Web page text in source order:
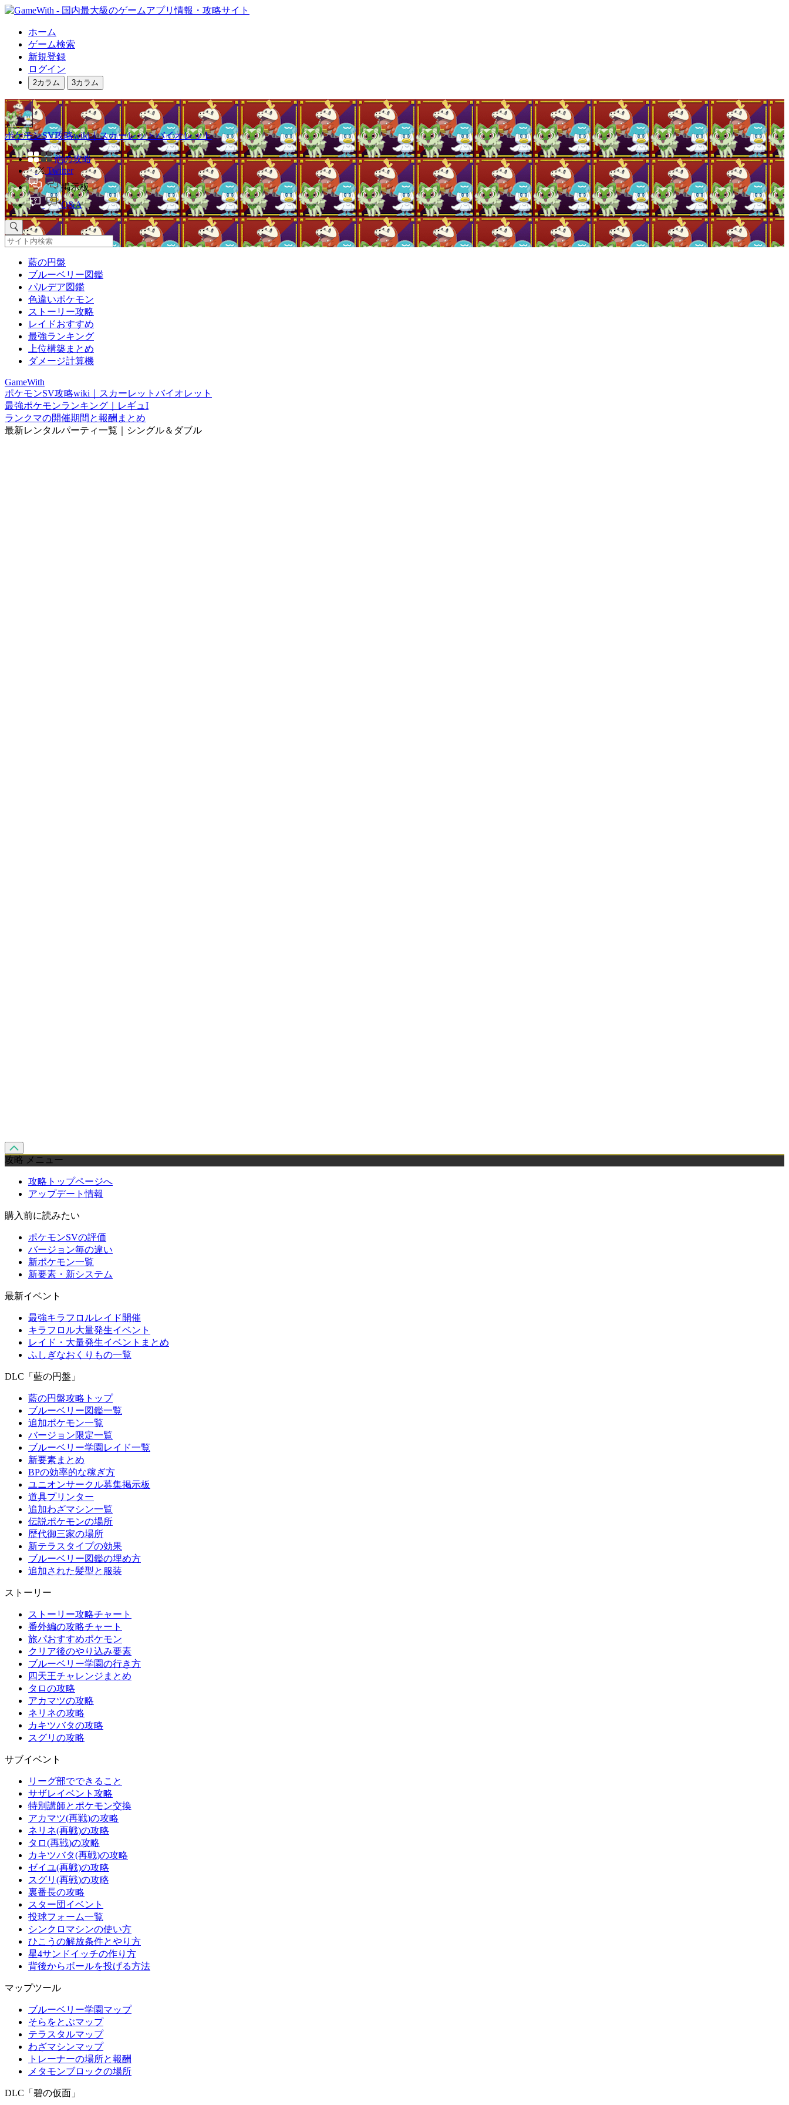
ホーム
ゲーム検索
新規登録
ログイン
2カラム 3カラム
ポケモンSV攻略wiki｜スカーレットバイオレット
他の攻略
Twitter
掲示板
Q&A
藍の円盤
ブルーベリー図鑑
パルデア図鑑
色違いポケモン
ストーリー攻略
レイドおすすめ
最強ランキング
上位構築まとめ
ダメージ計算機
GameWith
ポケモンSV攻略wiki｜スカーレットバイオレット
最強ポケモンランキング｜レギュI
ランクマの開催期間と報酬まとめ
最新レンタルパーティ一覧｜シングル＆ダブル
攻略 メニュー
攻略トップページへ
アップデート情報
購入前に読みたい
ポケモンSVの評価
バージョン毎の違い
新ポケモン一覧
新要素・新システム
最新イベント
最強キラフロルレイド開催
キラフロル大量発生イベント
レイド・大量発生イベントまとめ
ふしぎなおくりもの一覧
DLC「藍の円盤」
藍の円盤攻略トップ
ブルーベリー図鑑一覧
追加ポケモン一覧
バージョン限定一覧
ブルーベリー学園レイド一覧
新要素まとめ
BPの効率的な稼ぎ方
ユニオンサークル募集掲示板
道具プリンター
追加わざマシン一覧
伝説ポケモンの場所
歴代御三家の場所
新テラスタイプの効果
ブルーベリー図鑑の埋め方
追加された髪型と服装
ストーリー
ストーリー攻略チャート
番外編の攻略チャート
旅パおすすめポケモン
クリア後のやり込み要素
ブルーベリー学園の行き方
四天王チャレンジまとめ
タロの攻略
アカマツの攻略
ネリネの攻略
カキツバタの攻略
スグリの攻略
サブイベント
リーグ部でできること
サザレイベント攻略
特別講師とポケモン交換
アカマツ(再戦)の攻略
ネリネ(再戦)の攻略
タロ(再戦)の攻略
カキツバタ(再戦)の攻略
ゼイユ(再戦)の攻略
スグリ(再戦)の攻略
裏番長の攻略
スター団イベント
投球フォーム一覧
シンクロマシンの使い方
ひこうの解放条件とやり方
星4サンドイッチの作り方
背後からボールを投げる方法
マップツール
ブルーベリー学園マップ
そらをとぶマップ
テラスタルマップ
わざマシンマップ
トレーナーの場所と報酬
メタモンブロックの場所
DLC「碧の仮面」